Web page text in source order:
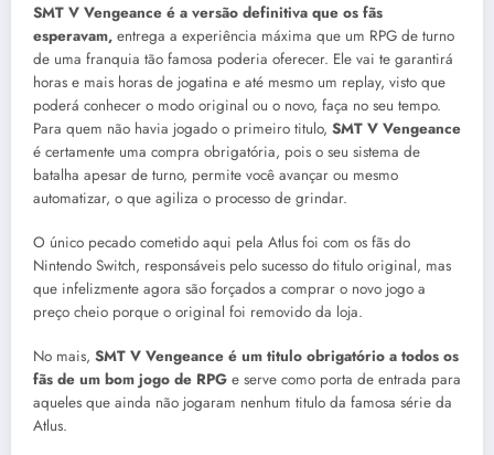
SMT V Vengeance é a versão definitiva que os fãs
esperavam, entrega a experiência máxima que um RPG de turno
de uma franquia tão famosa poderia oferecer. Ele vai te garantirá
horas e mais horas de jogatina e até mesmo um replay, visto que
poderá conhecer o modo original ou o novo, faça no seu tempo.
Para quem não havia jogado o primeiro titulo, SMT V Vengeance
é certamente uma compra obrigatória, pois o seu sistema de
batalha apesar de turno, permite você avançar ou mesmo
automatizar, o que agiliza o processo de grindar.
O único pecado cometido aqui pela Atlus foi com os fãs do
Nintendo Switch, responsáveis pelo sucesso do titulo original, mas
que infelizmente agora são forçados a comprar o novo jogo a
preço cheio porque o original foi removido da loja.
No mais, SMT V Vengeance é um titulo obrigatório a todos os
fãs de um bom jogo de RPG e serve como porta de entrada para
aqueles que ainda não jogaram nenhum titulo da famosa série da
Atlus.